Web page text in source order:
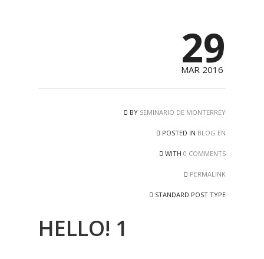
29
MAR 2016
BY SEMINARIO DE MONTERREY
POSTED IN BLOG EN
WITH 0 COMMENTS
PERMALINK
STANDARD POST TYPE
HELLO! 1